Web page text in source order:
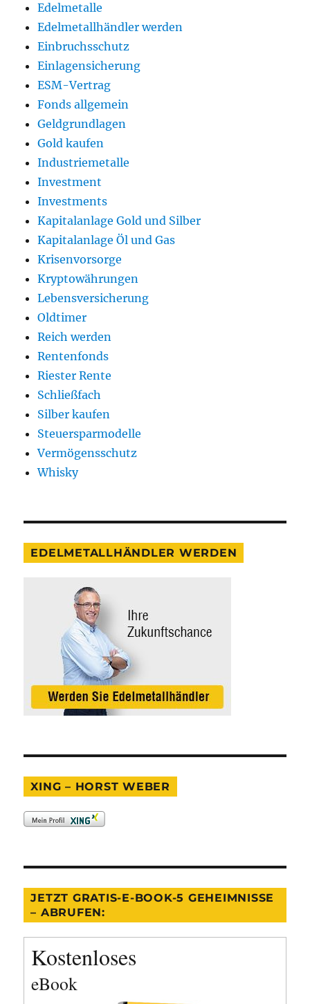
Edelmetalle
Edelmetallhändler werden
Einbruchsschutz
Einlagensicherung
ESM-Vertrag
Fonds allgemein
Geldgrundlagen
Gold kaufen
Industriemetalle
Investment
Investments
Kapitalanlage Gold und Silber
Kapitalanlage Öl und Gas
Krisenvorsorge
Kryptowährungen
Lebensversicherung
Oldtimer
Reich werden
Rentenfonds
Riester Rente
Schließfach
Silber kaufen
Steuersparmodelle
Vermögensschutz
Whisky
EDELMETALLHÄNDLER WERDEN
XING – HORST WEBER
JETZT GRATIS-E-BOOK-5 GEHEIMNISSE
– ABRUFEN:
Kostenloses
eBook